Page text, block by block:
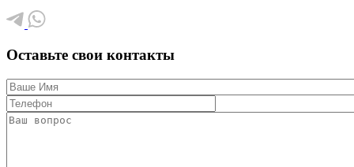
Оставьте свои контакты